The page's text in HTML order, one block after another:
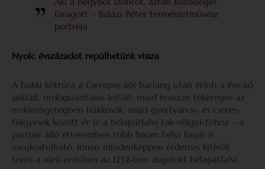
faragott – Balázs Péter természetművész
portréja
Nyolc évszázadot repülhetünk vissza
A bükki kéktúra a Cserepes-kői barlang után érinti a Pes-kő
szikláit, ördögszántásos lejtőit, majd hosszan tekeregve az
erdőrengetegben bükkösök, majd gyertyános- és cseres-
tölgyesek között ér le a bélapátfalvi Lak-völgyi-tóhoz – a
partján álló étteremben több finom helyi fogás is
megkóstolható. Innen mindenképpen érdemes kitérőt
tenni a sűrű erdőben az 1232-ben alapított bélapátfalvi